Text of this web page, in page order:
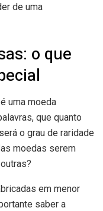
de uma
o que
uma moeda
que quanto
o grau de raridade
moedas serem
em menor
saber a